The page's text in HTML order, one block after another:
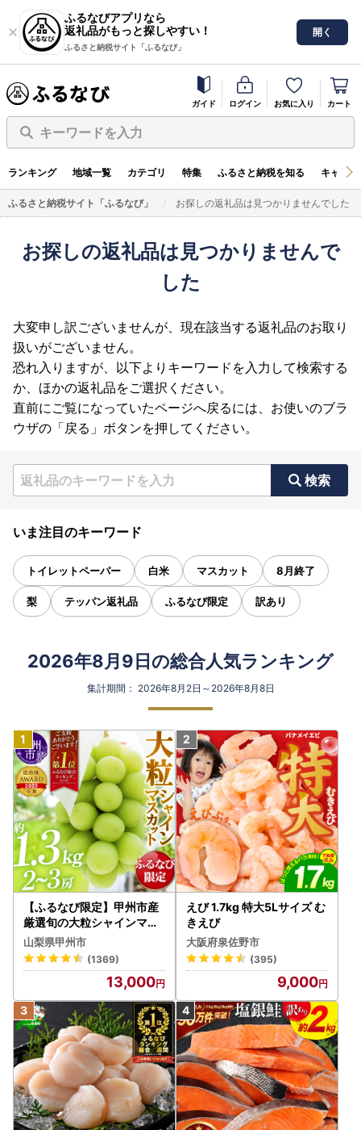
ふるなびアプリなら
返礼品がもっと探しやすい！
ふるさと納税サイト「ふるなび」
開く
ガイド ログイン お気に入り カート
キーワードを入力
ランキング 地域一覧 カテゴリ 特集 ふるさと納税を知る キャン
ふるさと納税サイト「ふるなび」 お探しの返礼品は見つかりませんでした
お探しの返礼品は見つかりませんで
した
大変申し訳ございませんが、現在該当する返礼品のお取り
扱いがございません。
恐れ入りますが、以下よりキーワードを入力して検索する
か、ほかの返礼品をご選択ください。
直前にご覧になっていたページへ戻るには、お使いのブラ
ウザの「戻る」ボタンを押してください。
検索
いま注目のキーワード
トイレットペーパー 白米 マスカット 8月終了
梨 テッパン返礼品 ふるなび限定 訳あり
2026年8月9日の総合人気ランキング
集計期間： 2026年8月2日～2026年8月8日
【ふるなび限定】甲州市産
厳選旬の大粒シャインマス
カット 約1.3kg 2～3房【2
026年発送】（MG）B12-
472 FN-Limited-VO シャ
インマスカット フルーツ
山梨県甲州市
(1369)
13,000
えび 1.7kg 特大5Lサイズ む
きえび
大阪府泉佐野市
(395)
9,000